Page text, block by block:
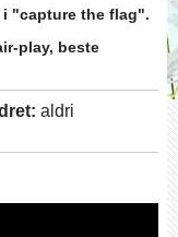
"capture the flag".
play, beste
aldri